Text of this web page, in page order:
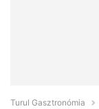
Turul Gasztronómia